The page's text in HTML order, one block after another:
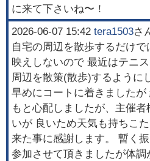
に来て下さいね〜！
2026-06-07 15:42 tera1503さ
自宅の周辺を散歩するだけで
映えしないので 最近はテニ
周辺を散策(散歩)するように
早めにコートに着きました
もと心配しましたが、主催
いが 良いため天気も持ちこ
来た事に感謝します。 暫く
参加させて頂きましたが体調